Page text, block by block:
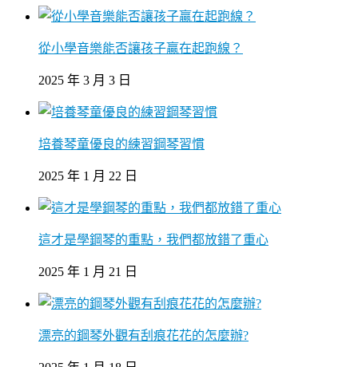
從小學音樂能否讓孩子贏在起跑線？
2025 年 3 月 3 日
培養琴童優良的練習鋼琴習慣
2025 年 1 月 22 日
這才是學鋼琴的重點，我們都放錯了重心
2025 年 1 月 21 日
漂亮的鋼琴外觀有刮痕花花的怎麼辦?